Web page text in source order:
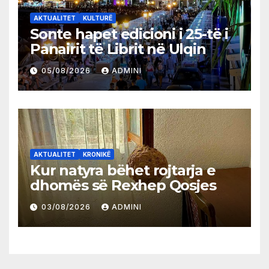
AKTUALITET KULTURË
Sonte hapet edicioni i 25-të i
Panairit të Librit në Ulqin
05/08/2026 ADMINI
AKTUALITET KRONIKË
Kur natyra bëhet rojtarja e
dhomës së Rexhep Qosjes
03/08/2026 ADMINI